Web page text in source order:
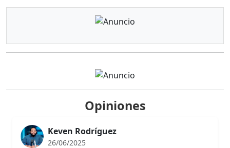
Opiniones
Keven Rodríguez
26/06/2025